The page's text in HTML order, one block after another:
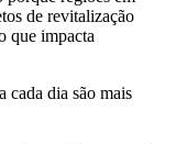
de revitalização
que impacta
cada dia são mais